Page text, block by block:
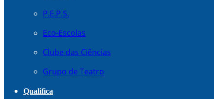
P.E.P.S.
Eco-Escolas
Clube das Ciências
Grupo de Teatro
Qualifica